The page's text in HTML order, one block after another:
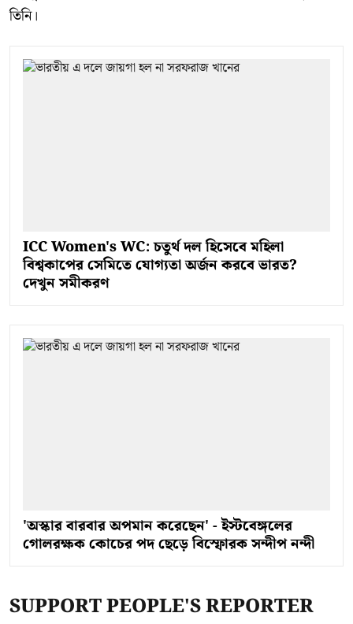
তিনি।
ICC Women's WC: চতুর্থ দল হিসেবে মহিলা
বিশ্বকাপের সেমিতে যোগ্যতা অর্জন করবে ভারত?
দেখুন সমীকরণ
'অস্কার বারবার অপমান করেছেন' - ইস্টবেঙ্গলের
গোলরক্ষক কোচের পদ ছেড়ে বিস্ফোরক সন্দীপ নন্দী
SUPPORT PEOPLE'S REPORTER